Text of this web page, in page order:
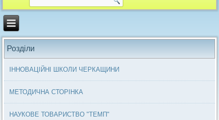
Розділи
ІННОВАЦІЙНІ ШКОЛИ ЧЕРКАЩИНИ
МЕТОДИЧНА СТОРІНКА
НАУКОВЕ ТОВАРИСТВО "ТЕМП"